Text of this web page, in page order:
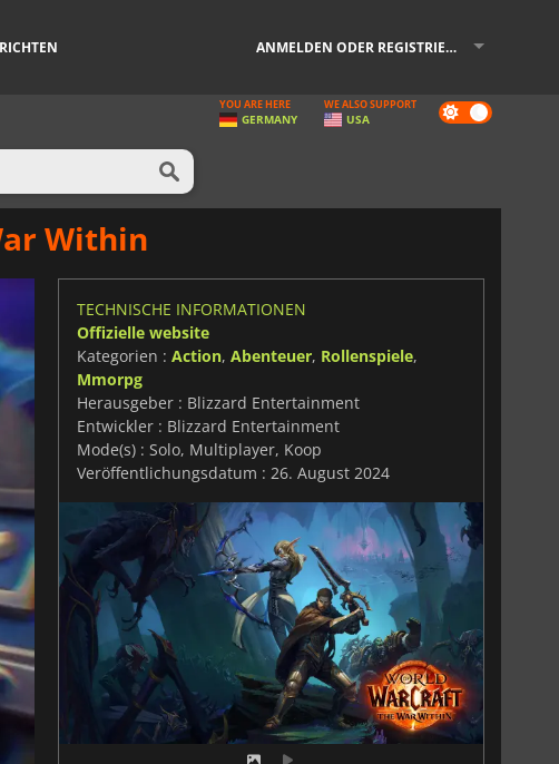
ANMELDEN ODER REGISTRIEREN
Dark
mode
YOU ARE HERE
GERMANY
WE ALSO SUPPORT
USA
Within
TECHNISCHE INFORMATIONEN
Offizielle website
Kategorien : Action, Abenteuer, Rollenspiele,
Mmorpg
Herausgeber : Blizzard Entertainment
Entwickler : Blizzard Entertainment
Mode(s) : Solo, Multiplayer, Koop
Veröffentlichungsdatum : 26. August 2024